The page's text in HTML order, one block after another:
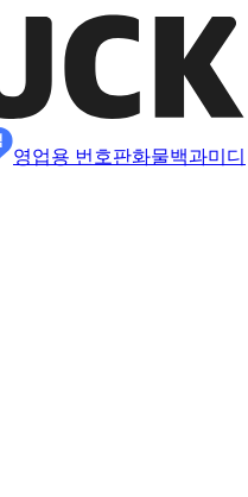
영업용 번호판화물백과미디